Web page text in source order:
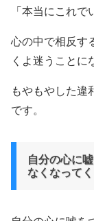
「本当にこれで
心の中で相反す
くよ迷うことに
もやもやした違
です。
自分の心に
なくなって